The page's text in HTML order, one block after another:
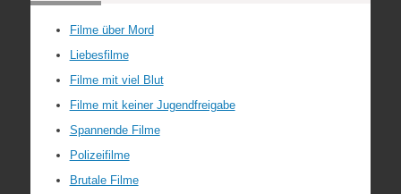
Filme über Mord
Liebesfilme
Filme mit viel Blut
Filme mit keiner Jugendfreigabe
Spannende Filme
Polizeifilme
Brutale Filme